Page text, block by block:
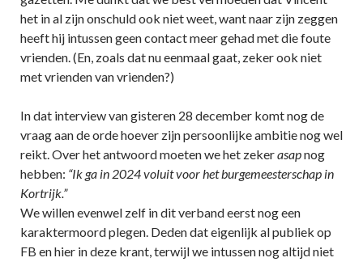
het in al zijn onschuld ook niet weet, want naar zijn zeggen
heeft hij intussen geen contact meer gehad met die foute
vrienden. (En, zoals dat nu eenmaal gaat, zeker ook niet
met vrienden van vrienden?)
In dat interview van gisteren 28 december komt nog de
vraag aan de orde hoever zijn persoonlijke ambitie nog wel
reikt. Over het antwoord moeten we het zekerasapnog
hebben: “Ik ga in 2024 voluit voor het burgemeesterschap in
Kortrijk.”
We willen evenwel zelf in dit verband eerst nog een
karaktermoord plegen. Deden dat eigenlijk al publiek op
FB en hier in deze krant, terwijl we intussen nog altijd niet